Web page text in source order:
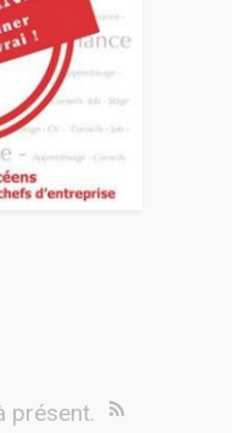
présent.